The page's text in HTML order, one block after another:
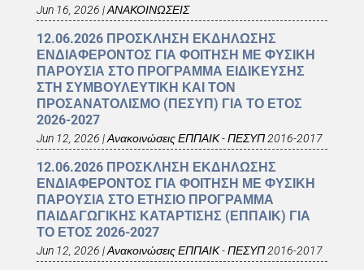
Jun 16, 2026 |ΑΝΑΚΟΙΝΩΣΕΙΣ
12.06.2026 ΠΡΟΣΚΛΗΣΗ ΕΚΔΗΛΩΣΗΣ
ΕΝΔΙΑΦΕΡΟΝΤΟΣ ΓΙΑ ΦΟΙΤΗΣΗ ΜΕ ΦΥΣΙΚΗ
ΠΑΡΟΥΣΙΑ ΣΤΟ ΠΡΟΓΡΑΜΜΑ ΕΙΔΙΚΕΥΣΗΣ
ΣΤΗ ΣΥΜΒΟΥΛΕΥΤΙΚΗ ΚΑΙ ΤΟΝ
ΠΡΟΣΑΝΑΤΟΛΙΣΜΟ (ΠΕΣΥΠ) ΓΙΑ ΤΟ ΕΤΟΣ
2026-2027
Jun 12, 2026 |Ανακοινώσεις ΕΠΠΑΙΚ - ΠΕΣΥΠ 2016-2017
12.06.2026 ΠΡΟΣΚΛΗΣΗ ΕΚΔΗΛΩΣΗΣ
ΕΝΔΙΑΦΕΡΟΝΤΟΣ ΓΙΑ ΦΟΙΤΗΣΗ ΜΕ ΦΥΣΙΚΗ
ΠΑΡΟΥΣΙΑ ΣΤΟ ΕΤΗΣΙΟ ΠΡΟΓΡΑΜΜΑ
ΠΑΙΔΑΓΩΓΙΚΗΣ ΚΑΤΑΡΤΙΣΗΣ (ΕΠΠΑΙΚ) ΓΙΑ
ΤΟ ΕΤΟΣ 2026-2027
Jun 12, 2026 |Ανακοινώσεις ΕΠΠΑΙΚ - ΠΕΣΥΠ 2016-2017